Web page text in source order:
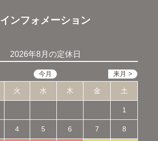
インフォメーション
2026年8月の定休日
火 水 木 金 土
1
4 5 6 7 8